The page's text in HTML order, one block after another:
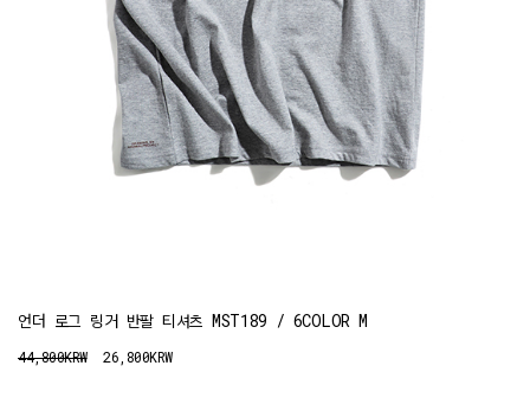
언더 로그 링거 반팔 티셔츠 MST189 / 6COLOR M
44,800KRW 26,800KRW